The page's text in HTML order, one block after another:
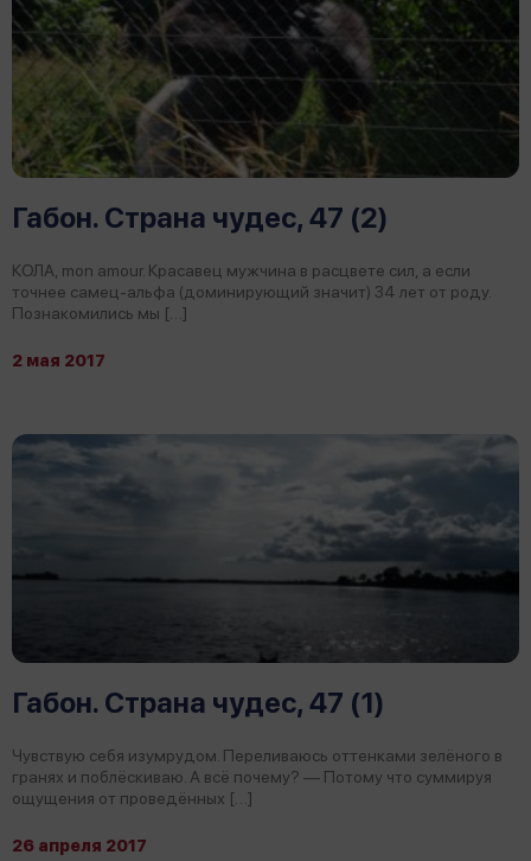
Габон. Страна чудес, 47 (2)
КОЛА, mon amour. Красавец мужчина в расцвете сил, а если
точнее самец-альфа (доминирующий значит) 34 лет от роду.
Познакомились мы […]
2 мая 2017
Габон. Страна чудес, 47 (1)
Чувствую себя изумрудом. Переливаюсь оттенками зелёного в
гранях и поблёскиваю. А всё почему? — Потому что суммируя
ощущения от проведённых […]
26 апреля 2017